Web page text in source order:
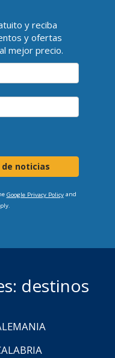
y reciba
y ofertas
mejor precio.
noticias
Google Privacy Policyand
destinos